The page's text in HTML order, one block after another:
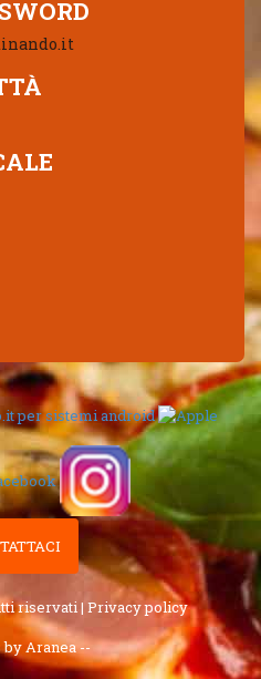
riservati | Privacy policy
by Aranea --